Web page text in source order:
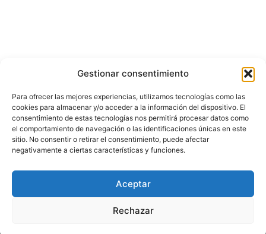
Gestionar consentimiento
Para ofrecer las mejores experiencias, utilizamos tecnologías como las
cookies para almacenar y/o acceder a la información del dispositivo. El
consentimiento de estas tecnologías nos permitirá procesar datos como
el comportamiento de navegación o las identificaciones únicas en este
sitio. No consentir o retirar el consentimiento, puede afectar
negativamente a ciertas características y funciones.
Aceptar
Rechazar
Internacional